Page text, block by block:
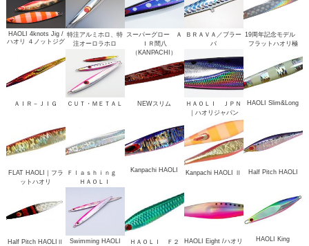
HAOLI 4knots Jig /
ハオリ ４ノットジグ
特注アルミホロ、特
注オーロラホロ
スーパーグロー Ａ
ＩＲ間八
（KANPACHI）
ＢＲＡＶＡ／ブラー
バ
19周年記念モデル
フラットハオリ極
ＡＩＲ－ＪＩＧ ＣＵＴ・ＭＥＴＡＬ NEWスリム
ＨＡＯＬＩ ＪＰＮ
｜ハオリジャパン
HAOLI Slim&Long
FLAT HAOLI｜フラ
ットハオリ
Ｆｌａｓｈｉｎｇ
ＨＡＯＬＩ
Kanpachi HAOLI Kanpachi HAOLI Ⅱ Half Pitch HAOLI
Half Pitch HAOLIⅡ Swimming HAOLI ＨＡＯＬＩ Ｆ２
HAOLI Eight /ハオリ
HAOLI King